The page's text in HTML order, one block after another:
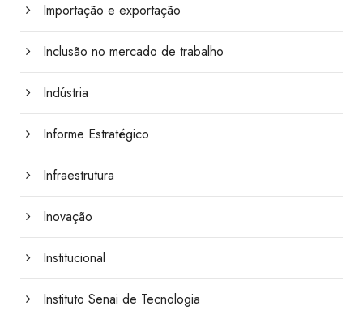
Importação e exportação
Inclusão no mercado de trabalho
Indústria
Informe Estratégico
Infraestrutura
Inovação
Institucional
Instituto Senai de Tecnologia